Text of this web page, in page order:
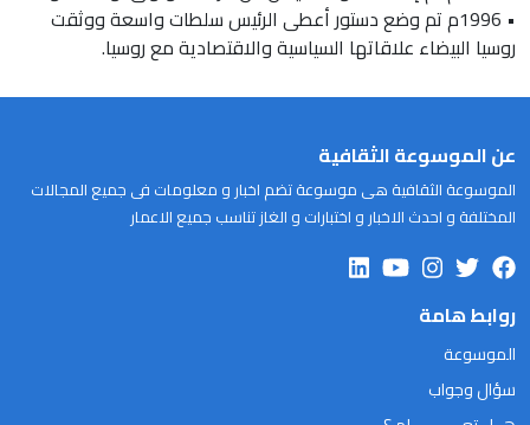
• 1996م تم وضع دستور أعطى الرئيس سلطات واسعة ووثقت
روسيا البيضاء علاقاتها السياسية والاقتصادية مع روسيا.
عن الموسوعة الثقافية
الموسوعة الثقافية هى موسوعة تضم اخبار و معلومات فى جميع المجالات
المختلفة و احدث الاخبار و اختبارات و الغاز تناسب جميع الاعمار
روابط هامة
الموسوعة
سؤال وجواب